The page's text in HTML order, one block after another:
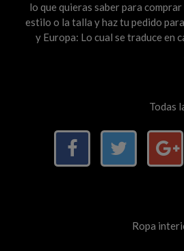
lo que quieras saber para
estilo o la talla y haz tu pedido
y Europa: Lo cual se traduce en
Todas
Ropa